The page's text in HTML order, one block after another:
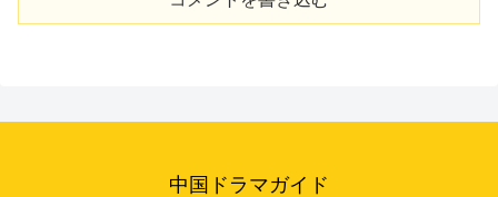
中国ドラマガイド